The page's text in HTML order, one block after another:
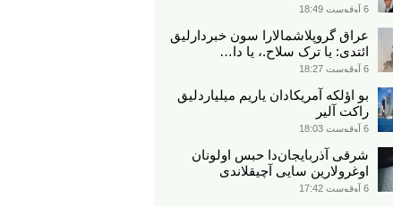
6 آوقوست 18:49
عراق گروپلاشمالارا سون خبردارلیق
ائتدی: یا ترک سلاح.، یا دا…
6 آوقوست 18:27
بو اؤلکه آمریکادان یاریم میلیاردلیق
راکت آلیر
6 آوقوست 18:03
شرقی آذربایجان‌دا حبس اولونان
اوغرولارین سایی آچیقلاندی
6 آوقوست 17:42